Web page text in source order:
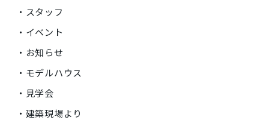
スタッフ
イベント
お知らせ
モデルハウス
見学会
建築現場より